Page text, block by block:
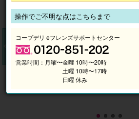
io
操作でご不明な点はこちらまで
コープデリ eフレンズサポートセンター
営業時間： 月曜〜金曜 10時〜20時
土曜 10時〜17時
日曜 休み